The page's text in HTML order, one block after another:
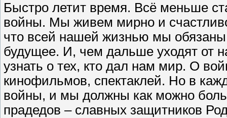
Быстро летит время. Всё меньше
войны. Мы живем мирно и
что всей нашей жизнью мы
будущее. И, чем дальше уходят от
узнать о тех, кто дал нам мир. О
кинофильмов, спектаклей. Но в
войны, и мы должны как можно
прадедов – славных защитников